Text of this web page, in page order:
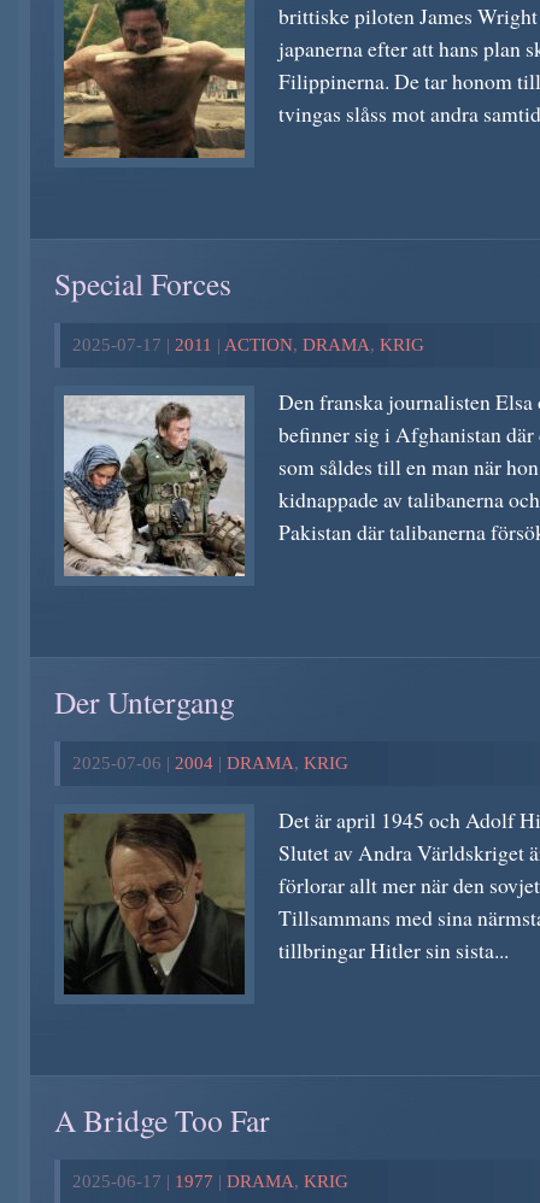
brittiske piloten James
japanerna efter att hans plan
Filippinerna. De tar honom
tvingas slåss mot andra
Special Forces
2025-07-17 | 2011 | ACTION, DRAMA, KRIG
Den franska journalisten
befinner sig i Afghanistan
som såldes till en man när
kidnappade av talibanerna
Pakistan där talibanerna
Der Untergang
2025-07-06 | 2004 | DRAMA, KRIG
Det är april 1945 och Adolf
Slutet av Andra Världskriget
förlorar allt mer när den
Tillsammans med sina
tillbringar Hitler sin sista...
A Bridge Too Far
2025-06-17 | 1977 | DRAMA, KRIG